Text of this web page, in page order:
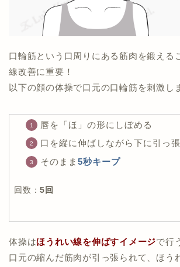
口輪筋という口周りにある筋肉を鍛える
線改善に重要！
以下の顔の体操で口元の口輪筋を刺激し
唇を「ほ」の形にしぼめる
口を縦に伸ばしながら下に引っ
そのまま 5秒キープ
回数：5回
体操はほうれい線を伸ばすイメージで行
口元の縮んだ筋肉が引っ張られて、ほう